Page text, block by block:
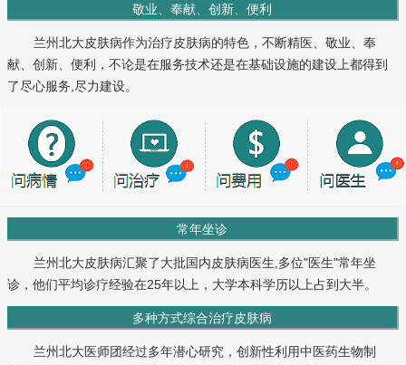
敬业、奉献、创新、便利
兰州北大皮肤病作为治疗皮肤病的特色，不断精医、敬业、奉
献、创新、便利，不论是在服务技术还是在基础设施的建设上都得到
了尽心服务,尽力建设。
常年坐诊
兰州北大皮肤病汇聚了大批国内皮肤病医生,多位"医生"常年坐
诊，他们平均诊疗经验在25年以上，大学本科学历以上占到大半。
多种方式综合治疗皮肤病
兰州北大医师团经过多年潜心研究，创新性利用中医药生物制